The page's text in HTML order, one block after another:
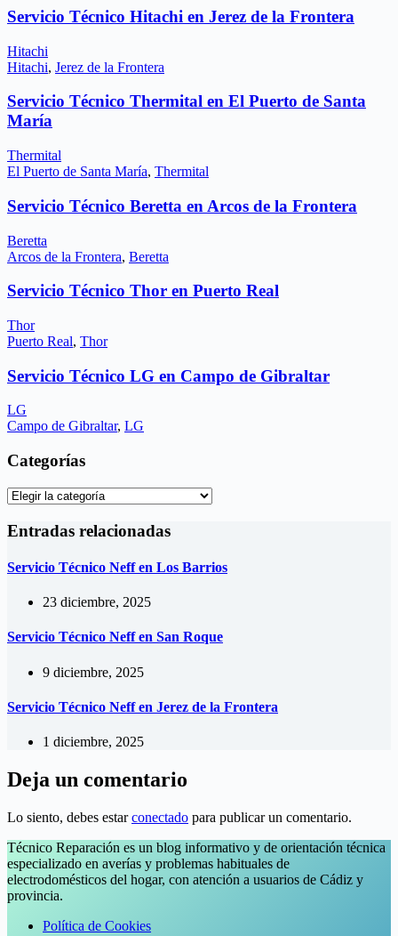
Servicio Técnico Hitachi en Jerez de la Frontera
Hitachi
Hitachi, Jerez de la Frontera
Servicio Técnico Thermital en El Puerto de Santa
María
Thermital
El Puerto de Santa María, Thermital
Servicio Técnico Beretta en Arcos de la Frontera
Beretta
Arcos de la Frontera, Beretta
Servicio Técnico Thor en Puerto Real
Thor
Puerto Real, Thor
Servicio Técnico LG en Campo de Gibraltar
LG
Campo de Gibraltar, LG
Categorías
Categorías
Entradas relacionadas
Servicio Técnico Neff en Los Barrios
23 diciembre, 2025
Servicio Técnico Neff en San Roque
9 diciembre, 2025
Servicio Técnico Neff en Jerez de la Frontera
1 diciembre, 2025
Deja un comentario
Lo siento, debes estarconectado para publicar un comentario.
Técnico Reparación es un blog informativo y de orientación técnica
especializado en averías y problemas habituales de
electrodomésticos del hogar, con atención a usuarios de Cádiz y
provincia.
Política de Cookies